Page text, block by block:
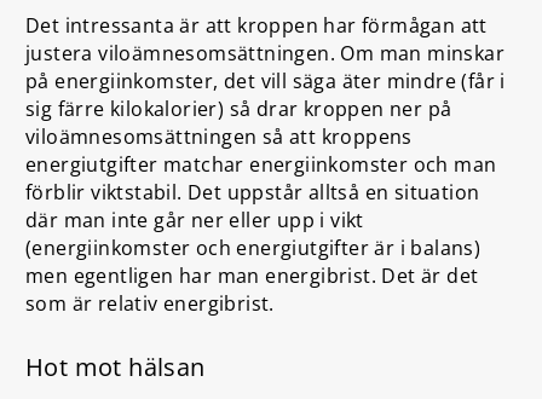
könshormoner ned.
Det medför att energibalansen återupprättas på en
lägre nivå, vilket betyder att idrottare kan vara
viktstabila/ha normalvikt, men samtidigt ha för låg
energitillgänglighet för normal fysiologisk funktion
med ökad risk för ohälsa, skador och nedsatt
prestation.
Källa:Idrottsforskning.se
Det intressanta är att kroppen har förmågan att
justera viloämnesomsättningen. Om man minskar
på energiinkomster, det vill säga äter mindre (får i
sig färre kilokalorier) så drar kroppen ner på
viloämnesomsättningen så att kroppens
energiutgifter matchar energiinkomster och man
förblir viktstabil. Det uppstår alltså en situation
där man inte går ner eller upp i vikt
(energiinkomster och energiutgifter är i balans)
men egentligen har man energibrist. Det är det
som är relativ energibrist.
Hot mot hälsan